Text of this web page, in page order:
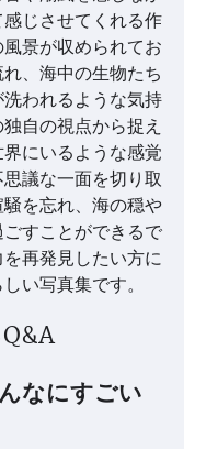
じさせてくれる作
景が収められてお
、海中の生物たち
われるような気持
自の視点から捉え
にいるような感覚
議な一面を切り取
を忘れ、海の穏や
すことができるで
再発見したい方に
い写真集です。
なにすごい